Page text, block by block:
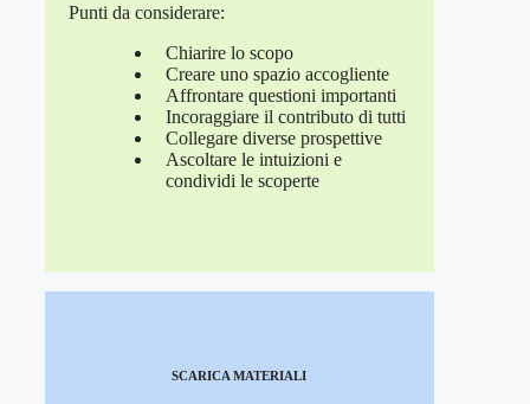
Punti da considerare:
Chiarire lo scopo
Creare uno spazio accogliente
Affrontare questioni importanti
Incoraggiare il contributo di tutti
Collegare diverse prospettive
Ascoltare le intuizioni e
condividi le scoperte
SCARICA MATERIALI